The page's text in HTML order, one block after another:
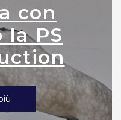
con
la PS